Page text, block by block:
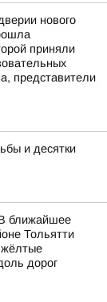
нового
приняли
представители
и десятки
ближайшее
Тольятти
жёлтые
дорог